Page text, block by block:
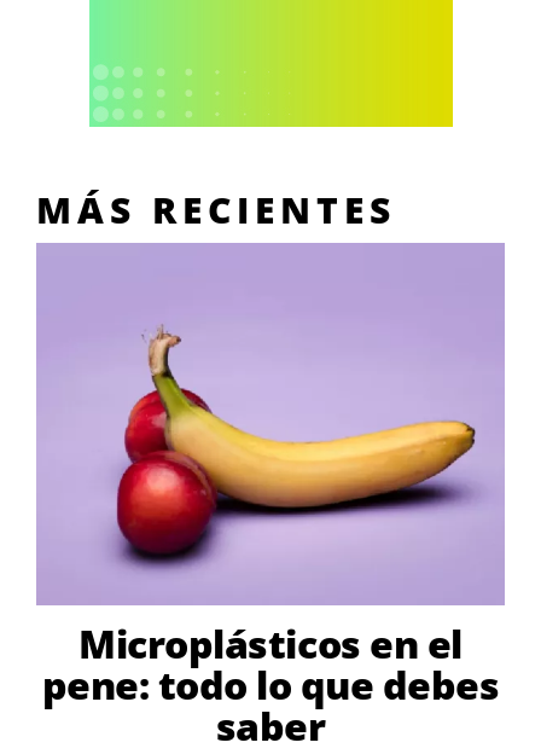
MÁS RECIENTES
Microplásticos en el
pene: todo lo que debes
saber